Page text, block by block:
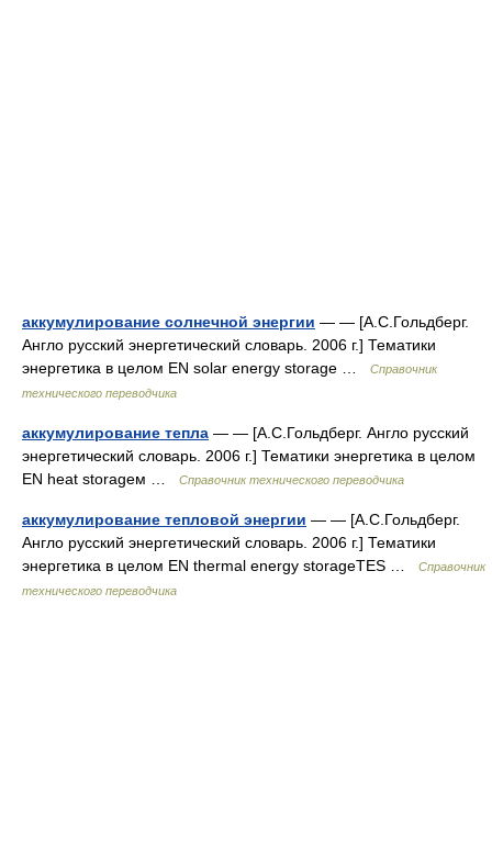
аккумулирование солнечной энергии — — [А.С.Гольдберг.
Англо русский энергетический словарь. 2006 г.] Тематики
энергетика в целом EN solar energy storage …
Справочник
технического переводчика
аккумулирование тепла — — [А.С.Гольдберг. Англо русский
энергетический словарь. 2006 г.] Тематики энергетика в целом
EN heat storageм …
Справочник технического переводчика
аккумулирование тепловой энергии — — [А.С.Гольдберг.
Англо русский энергетический словарь. 2006 г.] Тематики
энергетика в целом EN thermal energy storageTES …
Справочник
технического переводчика